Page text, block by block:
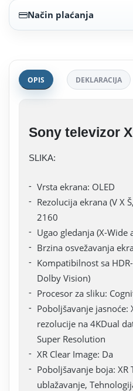
Način plaćanja
OPIS DEKLARACIJA
Sony televizor
SLIKA:
Vrsta ekrana: OLED
Rezolucija ekrana (V X
2160
Ugao gledanja (X-Wide
Brzina osvežavanja
Kompatibilnost sa
Dolby Vision)
Procesor za sliku:
Poboljšavanje jasnoće:
rezolucije na 4KDual
Super Resolution
XR Clear Image: Da
Poboljšavanje boja: XR
ublažavanje,